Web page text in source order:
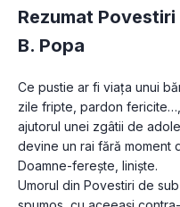
Rezumat
B. Popa
Ce pustie ar fi viața unui
zile fripte, pardon
ajutorul unei zgâtii de
devine un rai fără moment
Doamne-ferește, liniște.
Umorul din Povestiri de